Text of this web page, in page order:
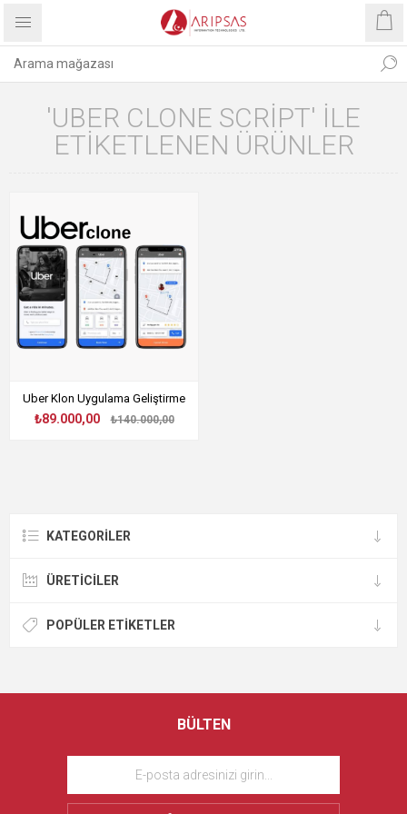
'UBER CLONE SCRIPT' ILE
ETIKETLENEN ÜRÜNLER
Uber Klon Uygulama Geliştirme
₺89.000,00 ₺140.000,00
KATEGORILER
ÜRETICILER
POPÜLER ETIKETLER
BÜLTEN